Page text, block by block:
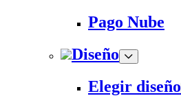
Pago Nube
Diseño
Elegir diseño